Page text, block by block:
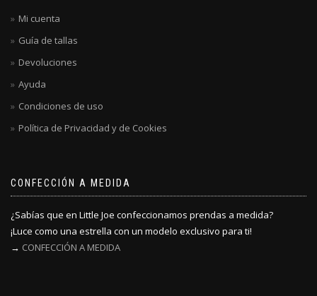
Mi cuenta
Guía de tallas
Devoluciones
Ayuda
Condiciones de uso
Política de Privacidad y de Cookies
CONFECCIÓN A MEDIDA
¿Sabías que en Little Joe confeccionamos prendas a medida?
¡Luce como una estrella con un modelo exclusivo para ti!
→ CONFECCIÓN A MEDIDA